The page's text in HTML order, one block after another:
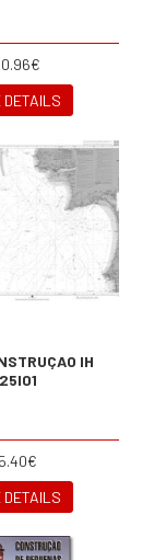
DETAILS
IH
25I01
5.40€
DETAILS